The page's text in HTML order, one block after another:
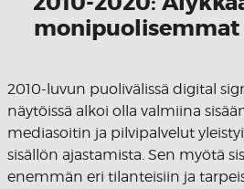
2010-luvun puolivälissä digital
näytöissä alkoi olla valmiina
mediasoitin ja pilvipalvelut
sisällön ajastamista. Sen myötä
enemmän eri tilanteisiin ja